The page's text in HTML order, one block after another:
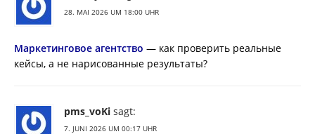
28. MAI 2026 UM 18:00 UHR
Маркетинговое агентство — как проверить реальные
кейсы, а не нарисованные результаты?
pms_voKi sagt:
7. JUNI 2026 UM 00:17 UHR